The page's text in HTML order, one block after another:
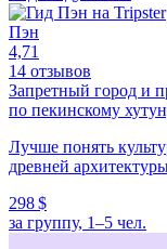
Пэн
4,71
14 отзывов
Запретный город и
по пекинскому
Лучше понять
древней
298 $
за группу, 1–5 чел.